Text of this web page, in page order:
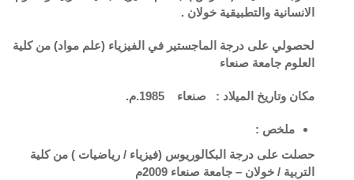
الانسانية والتطبيقية خولان .
لحصولي على درجة الماجستير في الفيزياء (علم مواد) من كلية
العلوم جامعة صنعاء
مكان وتاريخ الميلاد : صنعاء 1985.م.
ملخص :
حصلت على درجة البكالوريوس (فيزياء / رياضيات ) من كلية
التربية / خولان – جامعة صنعاء 2009م